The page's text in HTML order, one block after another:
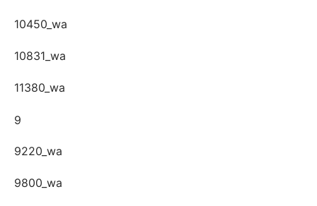
10450_wa
10831_wa
11380_wa
9
9220_wa
9800_wa